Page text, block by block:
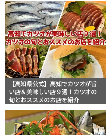
【高知県公式】高知でカツオが旨
い店＆美味しい店９選！カツオの
旬とおススメのお店を紹介